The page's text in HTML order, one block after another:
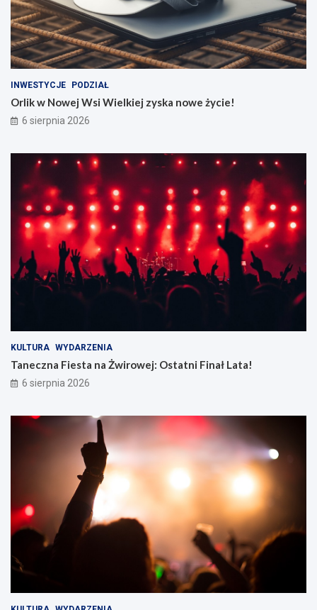
INWESTYCJE PODZIAŁ
Orlik w Nowej Wsi Wielkiej zyska nowe życie!
6 sierpnia 2026
KULTURA WYDARZENIA
Taneczna Fiesta na Żwirowej: Ostatni Finał Lata!
6 sierpnia 2026